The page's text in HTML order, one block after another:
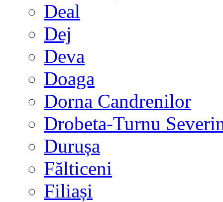
Deal
Dej
Deva
Doaga
Dorna Candrenilor
Drobeta-Turnu
Durușa
Fălticeni
Filiași